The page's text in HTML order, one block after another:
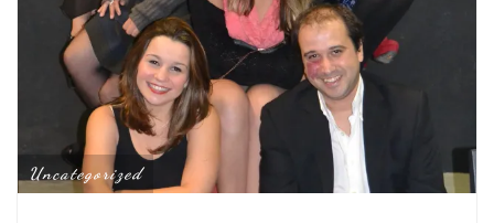
Uncategorized